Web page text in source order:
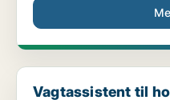
Vagtassistent til
Vagtassistent til